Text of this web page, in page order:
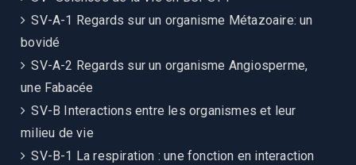
SV-A-1 Regards sur un organisme Métazoaire: un
bovidé
SV-A-2 Regards sur un organisme Angiosperme,
une Fabacée
SV-B Interactions entre les organismes et leur
milieu de vie
SV-B-1 La respiration : une fonction en interaction